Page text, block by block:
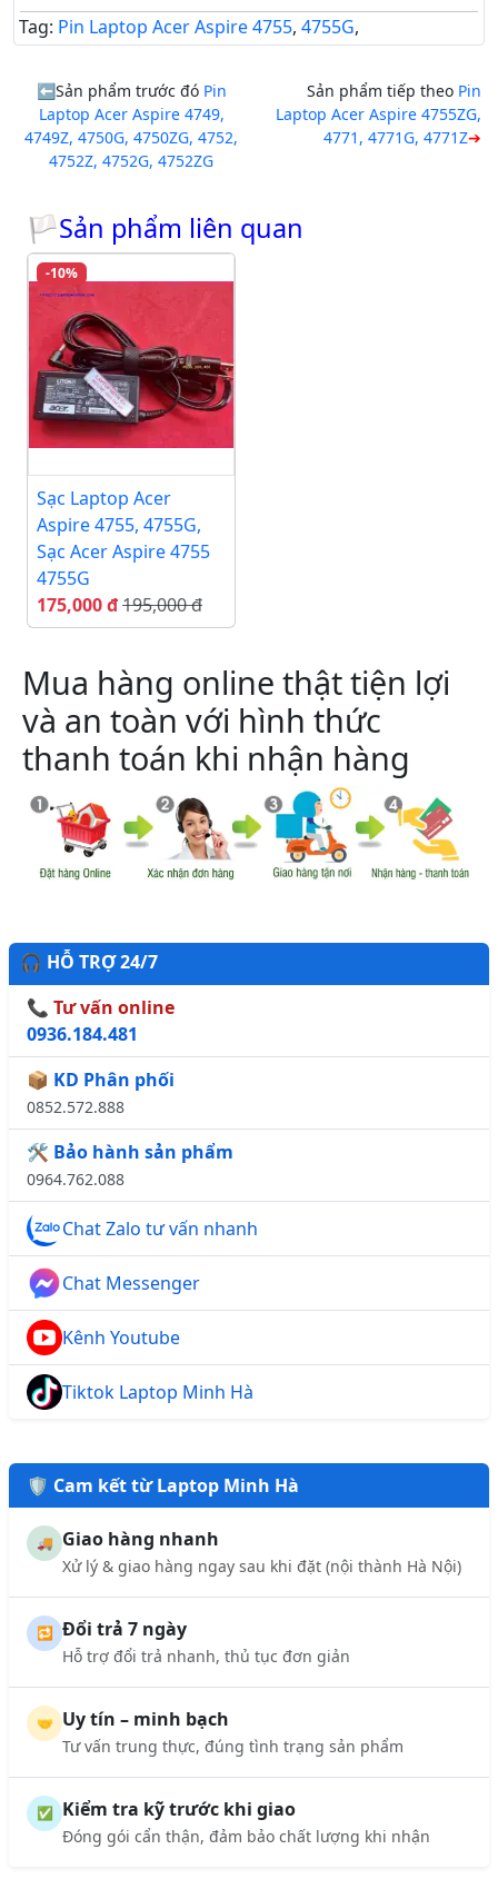
Tag: Pin Laptop Acer Aspire 4755, 4755G,
Sản phẩm trước đó Pin
Laptop Acer Aspire 4749,
4749Z, 4750G, 4750ZG, 4752,
4752Z, 4752G, 4752ZG
Sản phẩm tiếp theo Pin
Laptop Acer Aspire 4755ZG,
4771, 4771G, 4771Z
🏳Sản phẩm liên quan
-10%
Sạc Laptop Acer
Aspire 4755, 4755G,
Sạc Acer Aspire 4755
4755G
175,000 đ195,000 đ
Mua hàng online thật tiện lợi
và an toàn với hình thức
thanh toán khi nhận hàng
🎧 HỖ TRỢ 24/7
📞 Tư vấn online
0936.184.481
📦 KD Phân phối
0852.572.888
🛠️ Bảo hành sản phẩm
0964.762.088
Chat Zalo tư vấn nhanh
Chat Messenger
Kênh Youtube
Tiktok Laptop Minh Hà
🛡️ Cam kết từ Laptop Minh Hà
🚚 Giao hàng nhanh
Xử lý & giao hàng ngay sau khi đặt (nội thành Hà Nội)
🔁 Đổi trả 7 ngày
Hỗ trợ đổi trả nhanh, thủ tục đơn giản
🤝 Uy tín – minh bạch
Tư vấn trung thực, đúng tình trạng sản phẩm
✅ Kiểm tra kỹ trước khi giao
Đóng gói cẩn thận, đảm bảo chất lượng khi nhận